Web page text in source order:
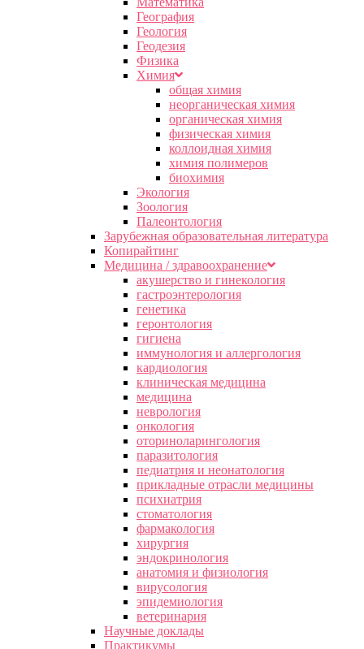
География
Геология
Геодезия
Физика
Химия
общая химия
неорганическая химия
органическая химия
физическая химия
коллоидная химия
химия полимеров
биохимия
Экология
Зоология
Палеонтология
Зарубежная образовательная литература
Копирайтинг
Медицина / здравоохранение
акушерство и гинекология
гастроэнтерология
генетика
геронтология
гигиена
иммунология и аллергология
кардиология
клиническая медицина
медицина
неврология
онкология
оториноларингология
паразитология
педиатрия и неонатология
прикладные отрасли медицины
психиатрия
стоматология
фармакология
хирургия
эндокринология
анатомия и физиология
вирусология
эпидемиология
ветеринария
Научные доклады
Практикумы